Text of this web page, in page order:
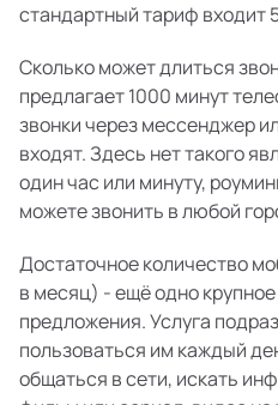
стандартный тариф входит
Сколько может длиться
предлагает 1000 минут
звонки через мессенджер
входят. Здесь нет такого
один час или минуту,
можете звонить в любой
Достаточное количество
в месяц) - ещё одно
предложения. Услуга
пользоваться им каждый
общаться в сети, искать